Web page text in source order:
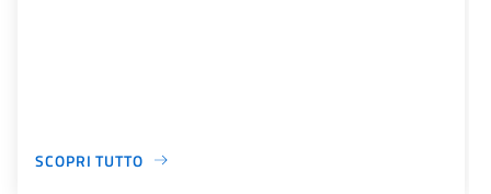
SCOPRI TUTTO